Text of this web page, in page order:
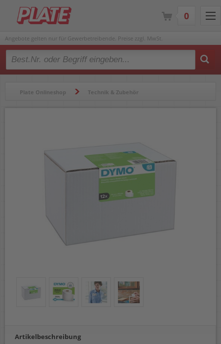
Angebote gelten nur für Gewerbetreibende. Preise zzgl. MwSt.
Type 2 or more characters for results.
Plate Onlineshop Technik & Zubehör
Artikelbeschreibung
0